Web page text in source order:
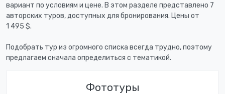
вариант по условиям и цене. В этом разделе представлено 7
авторских туров, доступных для бронирования. Цены от
1 495 $.
Подобрать тур из огромного списка всегда трудно, поэтому
предлагаем сначала определиться с тематикой.
Фототуры